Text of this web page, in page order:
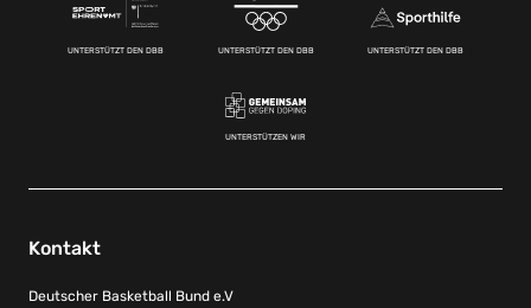
UNTERSTÜTZT DEN DBB UNTERSTÜTZT DEN DBB UNTERSTÜTZT DEN DBB
UNTERSTÜTZEN WIR
Kontakt
Deutscher Basketball Bund e.V